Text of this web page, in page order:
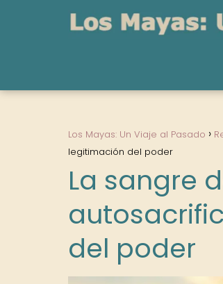
Los Mayas: Un Viaje al Pasado
legitimación del poder
La sangre
del poder